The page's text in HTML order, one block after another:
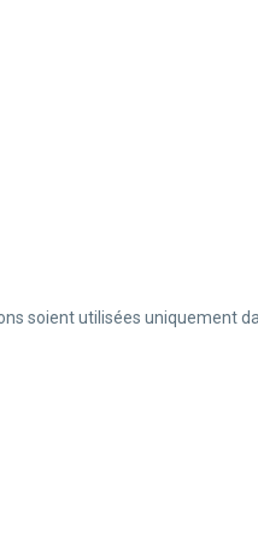
soient utilisées uniquement